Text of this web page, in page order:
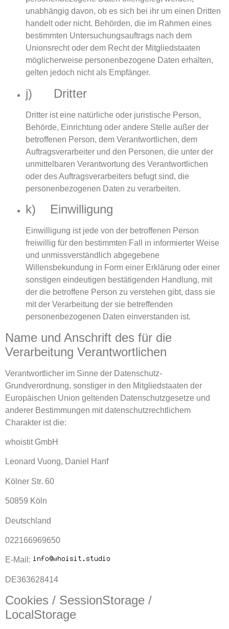
unabhängig davon, ob es sich bei ihr um einen Dritten
handelt oder nicht. Behörden, die im Rahmen eines
bestimmten Untersuchungsauftrags nach dem
Unionsrecht oder dem Recht der Mitgliedstaaten
möglicherweise personenbezogene Daten erhalten,
gelten jedoch nicht als Empfänger.
j) Dritter
Dritter ist eine natürliche oder juristische Person,
Behörde, Einrichtung oder andere Stelle außer der
betroffenen Person, dem Verantwortlichen, dem
Auftragsverarbeiter und den Personen, die unter der
unmittelbaren Verantwortung des Verantwortlichen
oder des Auftragsverarbeiters befugt sind, die
personenbezogenen Daten zu verarbeiten.
k) Einwilligung
Einwilligung ist jede von der betroffenen Person
freiwillig für den bestimmten Fall in informierter Weise
und unmissverständlich abgegebene
Willensbekundung in Form einer Erklärung oder einer
sonstigen eindeutigen bestätigenden Handlung, mit
der die betroffene Person zu verstehen gibt, dass sie
mit der Verarbeitung der sie betreffenden
personenbezogenen Daten einverstanden ist.
Name und Anschrift des für die
Verarbeitung Verantwortlichen
Verantwortlicher im Sinne der Datenschutz-
Grundverordnung, sonstiger in den Mitgliedstaaten der
Europäischen Union geltenden Datenschutzgesetze und
anderer Bestimmungen mit datenschutzrechtlichem
Charakter ist die:
whoistit GmbH
Leonard Vuong, Daniel Hanf
Kölner Str. 60
50859 Köln
Deutschland
022166969650
E-Mail:
DE363628414
Cookies / SessionStorage /
LocalStorage